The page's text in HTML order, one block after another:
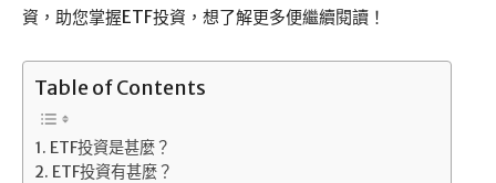
資，助您掌握ETF投資，想了解更多便繼續閱讀！
Table of Contents
ETF投資是甚麼？
ETF投資有甚麼？